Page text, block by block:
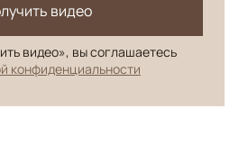
видео
видео», вы соглашаетесь
конфиденциальности